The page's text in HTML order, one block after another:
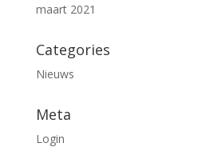
maart 2021
Categories
Nieuws
Meta
Login